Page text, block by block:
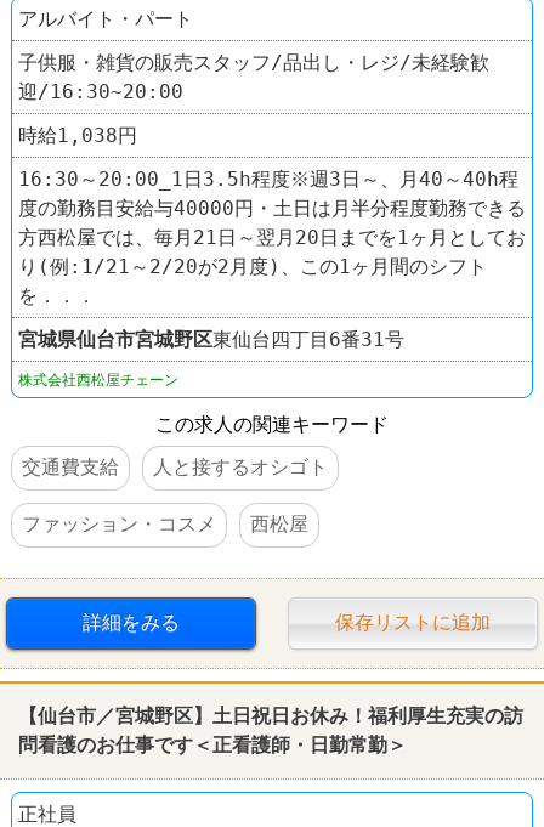
アルバイト・パート
子供服・雑貨の販売スタッフ/品出し・レジ/未経験歓
迎/16:30~20:00
時給1,038円
16:30～20:00_1日3.5h程度※週3日～、月40～40h程
度の勤務目安給与40000円・土日は月半分程度勤務できる
方西松屋では、毎月21日～翌月20日までを1ヶ月としてお
り(例:1/21～2/20が2月度)、この1ヶ月間のシフト
を．．．
宮城県仙台市宮城野区東仙台四丁目6番31号
株式会社西松屋チェーン
この求人の関連キーワード
交通費支給
人と接するオシゴト
ファッション・コスメ 西松屋
詳細をみる 保存リストに追加
【仙台市／宮城野区】土日祝日お休み！福利厚生充実の訪
問看護のお仕事です＜正看護師・日勤常勤＞
正社員